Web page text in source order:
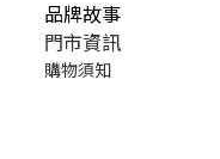
品牌故事
門市資訊
購物須知